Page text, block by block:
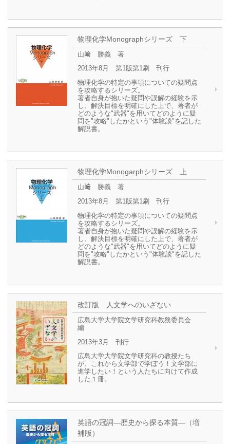
物理化学Monographシリーズ 下
山﨑 勝義 著
2013年8月 第1版第1刷 刊行
物理化学の特定の事項についての疑問点
を攻略するシリーズ。
著者自身が抱いた疑問や誤解の経験を示
し、解決目標を明確にした上で、著者が
どのような"武器"を用いてどのように疑
問を"攻略"したかという"体験談"を記した
解説書。
物理化学Monogarphシリーズ 上
山﨑 勝義 著
2013年8月 第1版第1刷 刊行
物理化学の特定の事項についての疑問点
を攻略するシリーズ。
著者自身が抱いた疑問や誤解の経験を示
し、解決目標を明確にした上で、著者が
どのような"武器"を用いてどのように疑
問を"攻略"したかという"体験談"を記した
解説書。
改訂版 人文学へのいざない
広島大学大学院文学研究科教務委員会
編
2013年3月 刊行
広島大学大学院文学研究科の教授たち
が、これから文学部で学ぼう！文学部に
進学したい！という人たちに向けて作成
した１冊。
英語の冠詞―歴史から探る本質―（増
補版）